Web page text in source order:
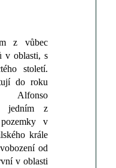
z vůbec
v oblasti, s
století.
do roku
jedním z
v
krále
od
v oblasti